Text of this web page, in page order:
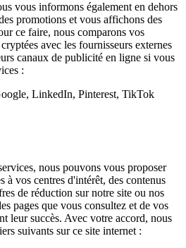
vous informons également en dehors
promotions et vous affichons des
ce faire, nous comparons vos
avec les fournisseurs externes
canaux de publicité en ligne si vous
:
LinkedIn, Pinterest, TikTok
nous pouvons vous proposer
à vos centres d'intérêt, des contenus
de réduction sur notre site ou nos
pages que vous consultez et de vos
leur succès. Avec votre accord, nous
suivants sur ce site internet :